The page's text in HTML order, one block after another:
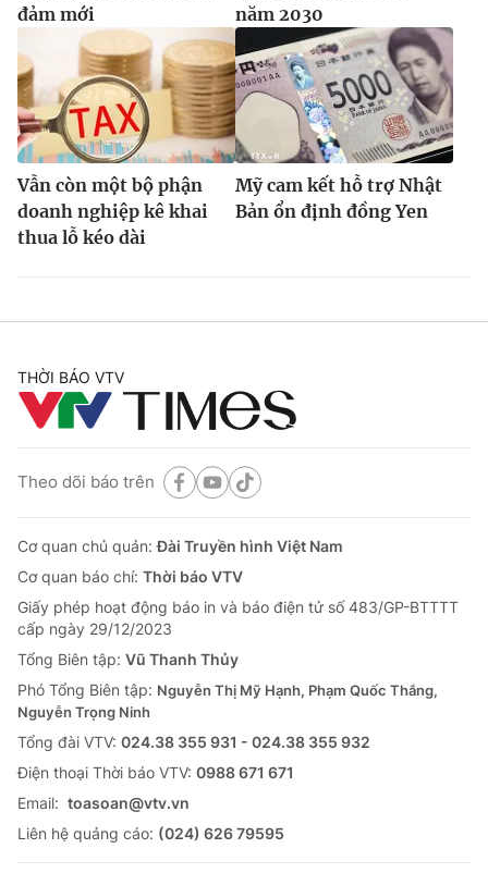
đảm mới
năm 2030
Vẫn còn một bộ phận
doanh nghiệp kê khai
thua lỗ kéo dài
Mỹ cam kết hỗ trợ Nhật
Bản ổn định đồng Yen
THỜI BÁO VTV
Theo dõi báo trên
Cơ quan chủ quản:Đài Truyền hình Việt Nam
Cơ quan báo chí: Thời báo VTV
Giấy phép hoạt động báo in và báo điện tử số 483/GP-BTTTT
cấp ngày 29/12/2023
Tổng Biên tập: Vũ Thanh Thủy
Phó Tổng Biên tập: Nguyễn Thị Mỹ Hạnh, Phạm Quốc Thắng,
Nguyễn Trọng Ninh
Tổng đài VTV: 024.38 355 931 - 024.38 355 932
Ðiện thoại Thời báo VTV: 0988 671 671
Email: toasoan@vtv.vn
Liên hệ quảng cáo: (024) 626 79595